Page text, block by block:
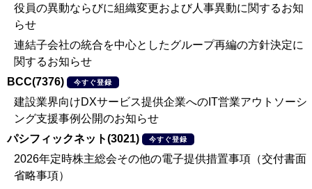
役員の異動ならびに組織変更および人事異動に関するお知
らせ
連結子会社の統合を中心としたグループ再編の方針決定に
関するお知らせ
BCC(7376)
今すぐ登録
建設業界向けDXサービス提供企業へのIT営業アウトソーシ
ング支援事例公開のお知らせ
パシフィックネット(3021)
今すぐ登録
2026年定時株主総会その他の電子提供措置事項（交付書面
省略事項）